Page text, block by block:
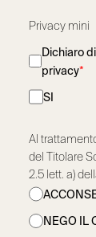
Privacy mini
Dichiaro
privacy*
SI
Al
del Titolare
2.5 lett. a)
NEGO IL